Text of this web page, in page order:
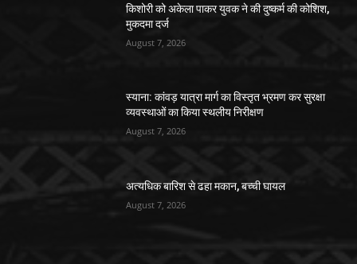
किशोरी को अकेला पाकर युवक ने की दुष्कर्म की कोशिश,
मुकदमा दर्ज
August 7, 2026
स्याना: कांवड़ यात्रा मार्ग का विस्तृत भ्रमण कर सुरक्षा
व्यवस्थाओं का किया स्थलीय निरीक्षण
August 7, 2026
अत्यधिक बारिश से ढहा मकान, बच्ची घायल
August 7, 2026